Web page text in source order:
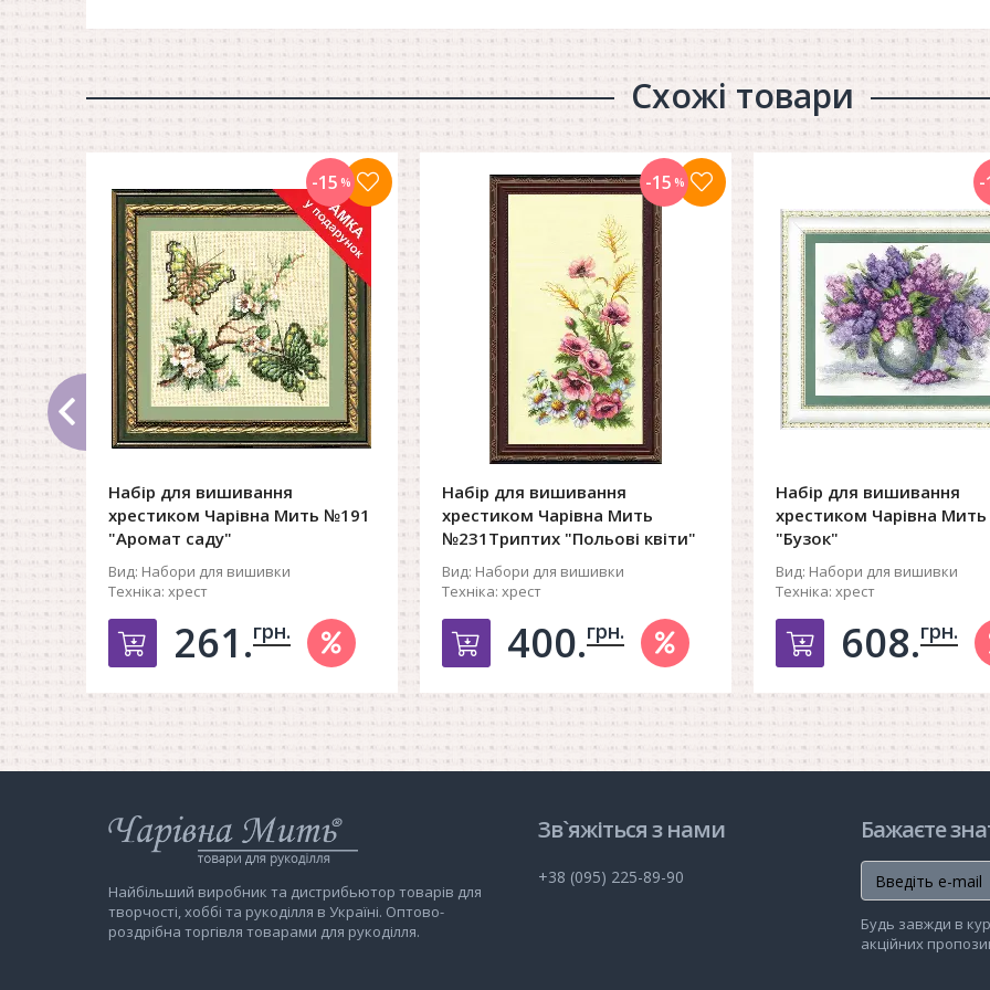
Схожі товари
Набір для вишивання
хрестиком Чарівна Мить №191
"Аромат саду"
Вид: Набори для вишивки
Техніка: хрест
Добавить в корзину
261.грн.
-15 %
Набір для вишивання
хрестиком Чарівна Мить
№231Триптих "Польові квіти"
Вид: Набори для вишивки
Техніка: хрест
Добавить в корзину
400.грн.
-15 %
Набір для вишивання
хрестиком Чарівна
"Бузок"
Вид: Набори для вишивки
Техніка: хрест
Добавить в
608.грн.
-
Інтернет-
магазин
Мить
Найбільший виробник та дистрибьютор товарів для
творчості, хоббі та рукоділля в Україні. Оптово-
роздрібна торгівля товарами для рукоділля.
Зв`яжіться з нами
+38 (095) 225-89-90
Бажаєте
Будь завжди в
акційних